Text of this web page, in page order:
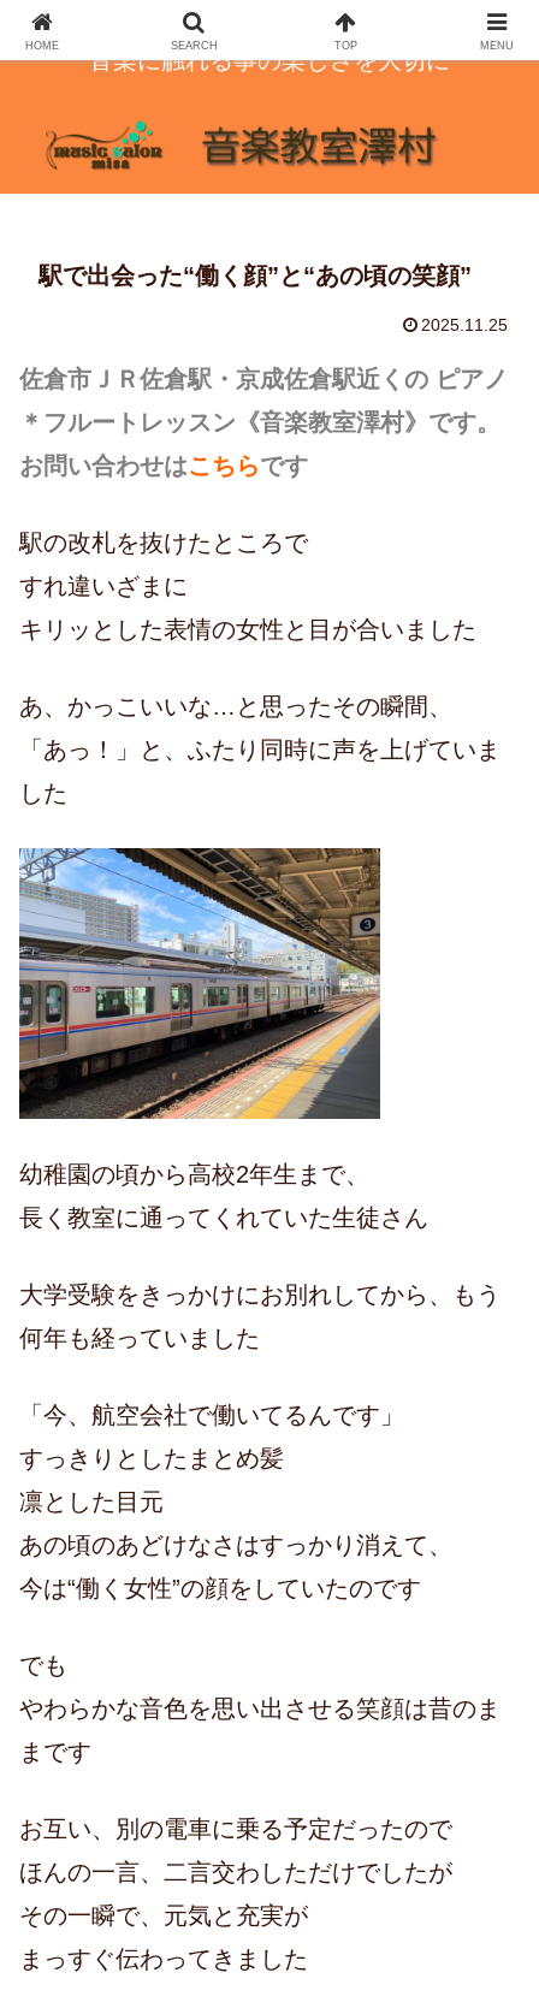
音楽に触れる事の楽しさを大切に
駅で出会った“働く顔”と“あの頃の笑顔”
2025.11.25
佐倉市ＪＲ佐倉駅・京成佐倉駅近くの ピアノ
＊フルートレッスン 《音楽教室澤村》です。
お問い合わせはこちらです
駅の改札を抜けたところで
すれ違いざまに
キリッとした表情の女性と目が合いました
あ、かっこいいな…と思ったその瞬間、
「あっ！」と、ふたり同時に声を上げていま
した
幼稚園の頃から高校2年生まで、
長く教室に通ってくれていた生徒さん
大学受験をきっかけにお別れしてから、もう
何年も経っていました
「今、航空会社で働いてるんです」
すっきりとしたまとめ髪
凛とした目元
あの頃のあどけなさはすっかり消えて、
今は“働く女性”の顔をしていたのです
でも
やわらかな音色を思い出させる笑顔は昔のま
まです
お互い、別の電車に乗る予定だったので
ほんの一言、二言交わしただけでしたが
その一瞬で、元気と充実が
まっすぐ伝わってきました
HOME SEARCH TOP MENU